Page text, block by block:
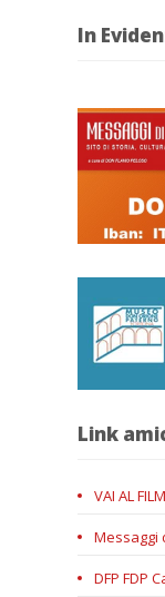
In
Link
VAI AL FILM
Messaggi
DFP FDP